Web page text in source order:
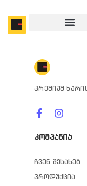
პრემიუმ
კომპანია
ჩვენ შესახებ
პროდუქცია